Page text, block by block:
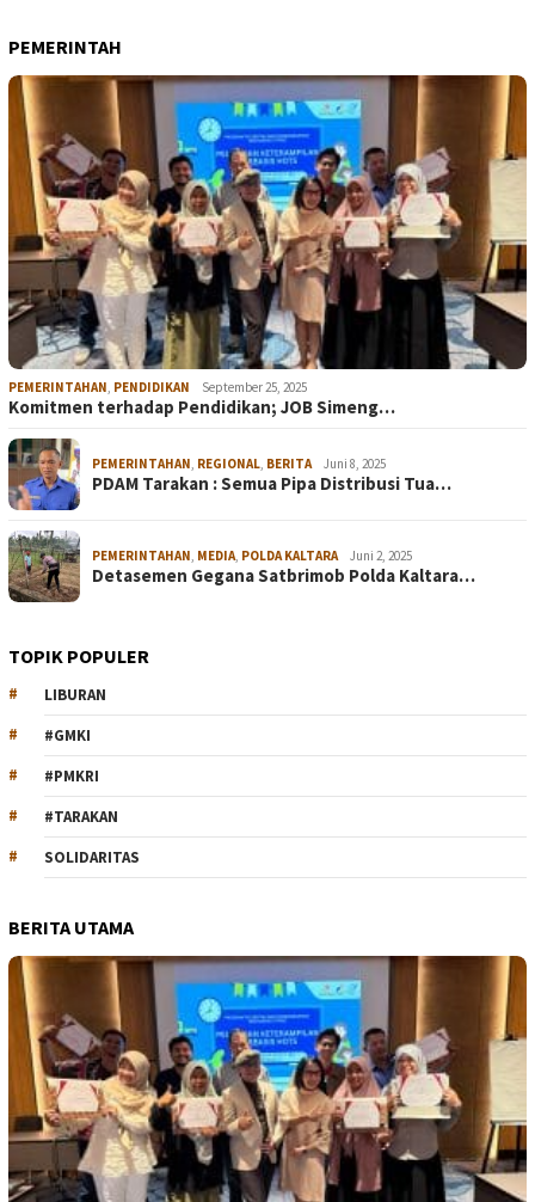
PEMERINTAH
PEMERINTAHAN PENDIDIKAN September 25, 2025
Komitmen terhadap Pendidikan; JOB Simeng…
PEMERINTAHAN REGIONAL BERITA Juni 8, 2025
PDAM Tarakan : Semua Pipa Distribusi Tua…
PEMERINTAHAN MEDIA POLDA KALTARA Juni 2, 2025
Detasemen Gegana Satbrimob Polda Kaltara…
TOPIK POPULER
LIBURAN
#GMKI
#PMKRI
#TARAKAN
SOLIDARITAS
BERITA UTAMA